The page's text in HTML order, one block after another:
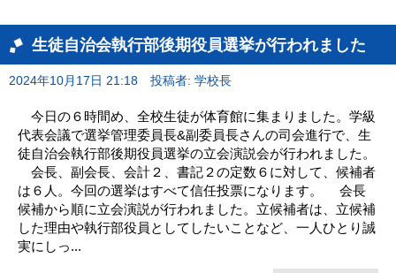
生徒自治会執行部後期役員選挙が行われました
2024年10月17日 21:18 投稿者: 学校長
今日の６時間め、全校生徒が体育館に集まりました。学級
代表会議で選挙管理委員長&副委員長さんの司会進行で、生
徒自治会執行部後期役員選挙の立会演説会が行われました。
会長、副会長、会計２、書記２の定数６に対して、候補者
は６人。今回の選挙はすべて信任投票になります。 会長
候補から順に立会演説が行われました。立候補者は、立候補
した理由や執行部役員としてしたいことなど、一人ひとり誠
実にしっ...